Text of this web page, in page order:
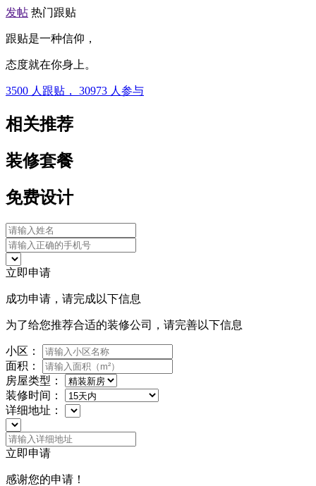
发帖 热门跟贴
跟贴是一种信仰，
态度就在你身上。
3500 人跟贴， 30973 人参与
相关推荐
装修套餐
免费设计
立即申请
成功申请，请完成以下信息
为了给您推荐合适的装修公司，请完善以下信息
小区：
面积：
房屋类型：
装修时间：
详细地址：
立即申请
感谢您的申请！